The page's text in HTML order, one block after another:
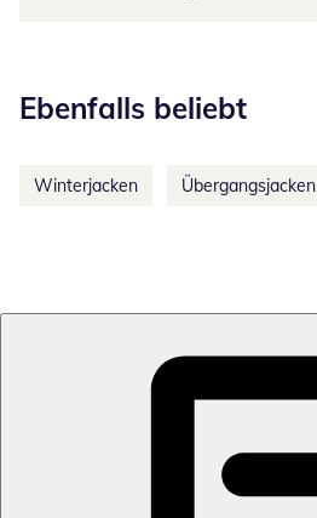
Ebenfalls beliebt
Winterjacken Übergangsjacken